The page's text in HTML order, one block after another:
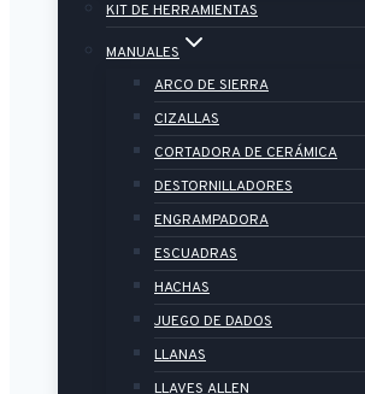
KIT DE HERRAMIENTAS
MANUALES
ARCO DE SIERRA
CIZALLAS
CORTADORA DE CERÁMICA
DESTORNILLADORES
ENGRAMPADORA
ESCUADRAS
HACHAS
JUEGO DE DADOS
LLANAS
LLAVES ALLEN